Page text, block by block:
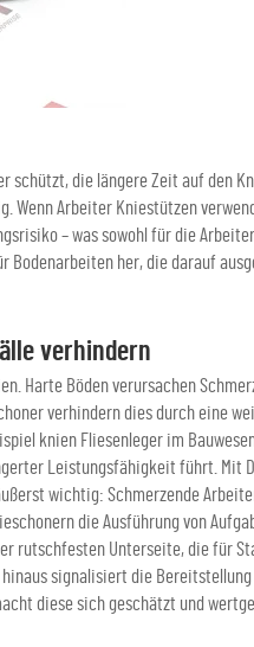
schützt, die längere Zeit auf den
Wenn Arbeiter Kniestützen
– was sowohl für die
her, die darauf
verhindern
Harte Böden verursachen
verhindern dies durch eine
knien Fliesenleger im
Leistungsfähigkeit führt. Mit
wichtig: Schmerzende
die Ausführung von
rutschfesten Unterseite, die für
signalisiert die
diese sich geschätzt und